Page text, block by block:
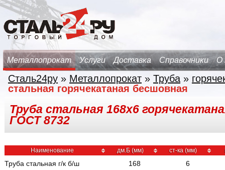
Металлопрокат Услуги Доставка Справочники О
Сталь24ру » Металлопрокат » Труба »
стальная горячекатаная бесшовная
Труба стальная 168х6
ГОСТ 8732
Наименование дм.Б (мм) ст-ка (мм)
Труба стальная г/к б/ш 168 6